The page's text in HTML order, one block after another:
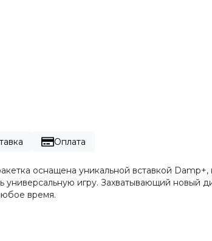
Оплата
оснащена уникальной вставкой Damp+,
универсальную игру. Захватывающий новый
время.